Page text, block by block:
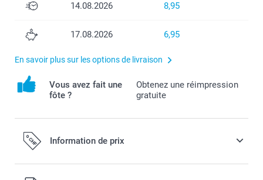
14.08.2026 8,95
17.08.2026 6,95
En savoir plus sur les options de livraison
Vous avez fait une
fôte ?
Obtenez une réimpression
gratuite
Information de prix